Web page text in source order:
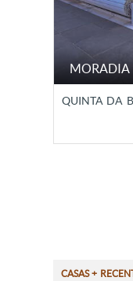
MORADIA
QUINTA DA
CASAS +